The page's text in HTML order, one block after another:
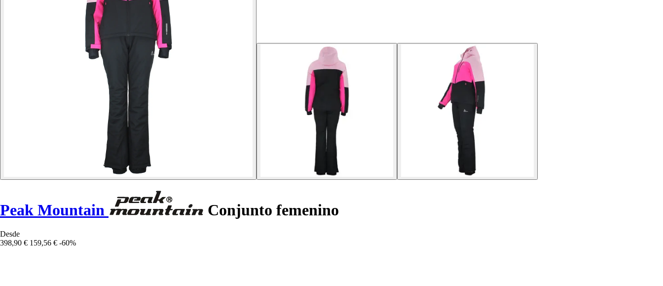
Peak Mountain Conjunto femenino
Desde
398,90 € 159,56 € -60%